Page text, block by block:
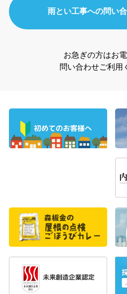
雨とい工事への問い
お急ぎの方はお
問い合わせご利用